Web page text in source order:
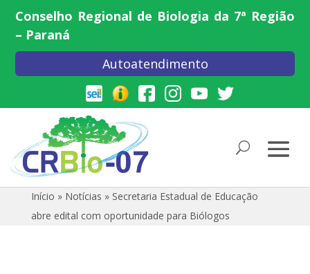
Conselho Regional de Biologia da 7ª Região
– Paraná
Autoatendimento
Início » Notícias » Secretaria Estadual de Educação
abre edital com oportunidade para Biólogos